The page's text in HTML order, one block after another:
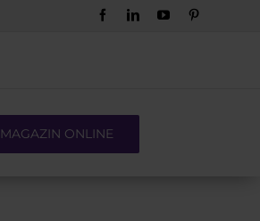
FacebookLinkedInYouTube
MAGAZIN ONLINE